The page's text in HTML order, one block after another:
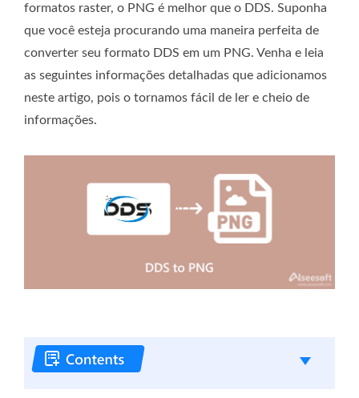
formatos raster, o PNG é melhor que o DDS. Suponha
que você esteja procurando uma maneira perfeita de
converter seu formato DDS em um PNG. Venha e leia
as seguintes informações detalhadas que adicionamos
neste artigo, pois o tornamos fácil de ler e cheio de
informações.